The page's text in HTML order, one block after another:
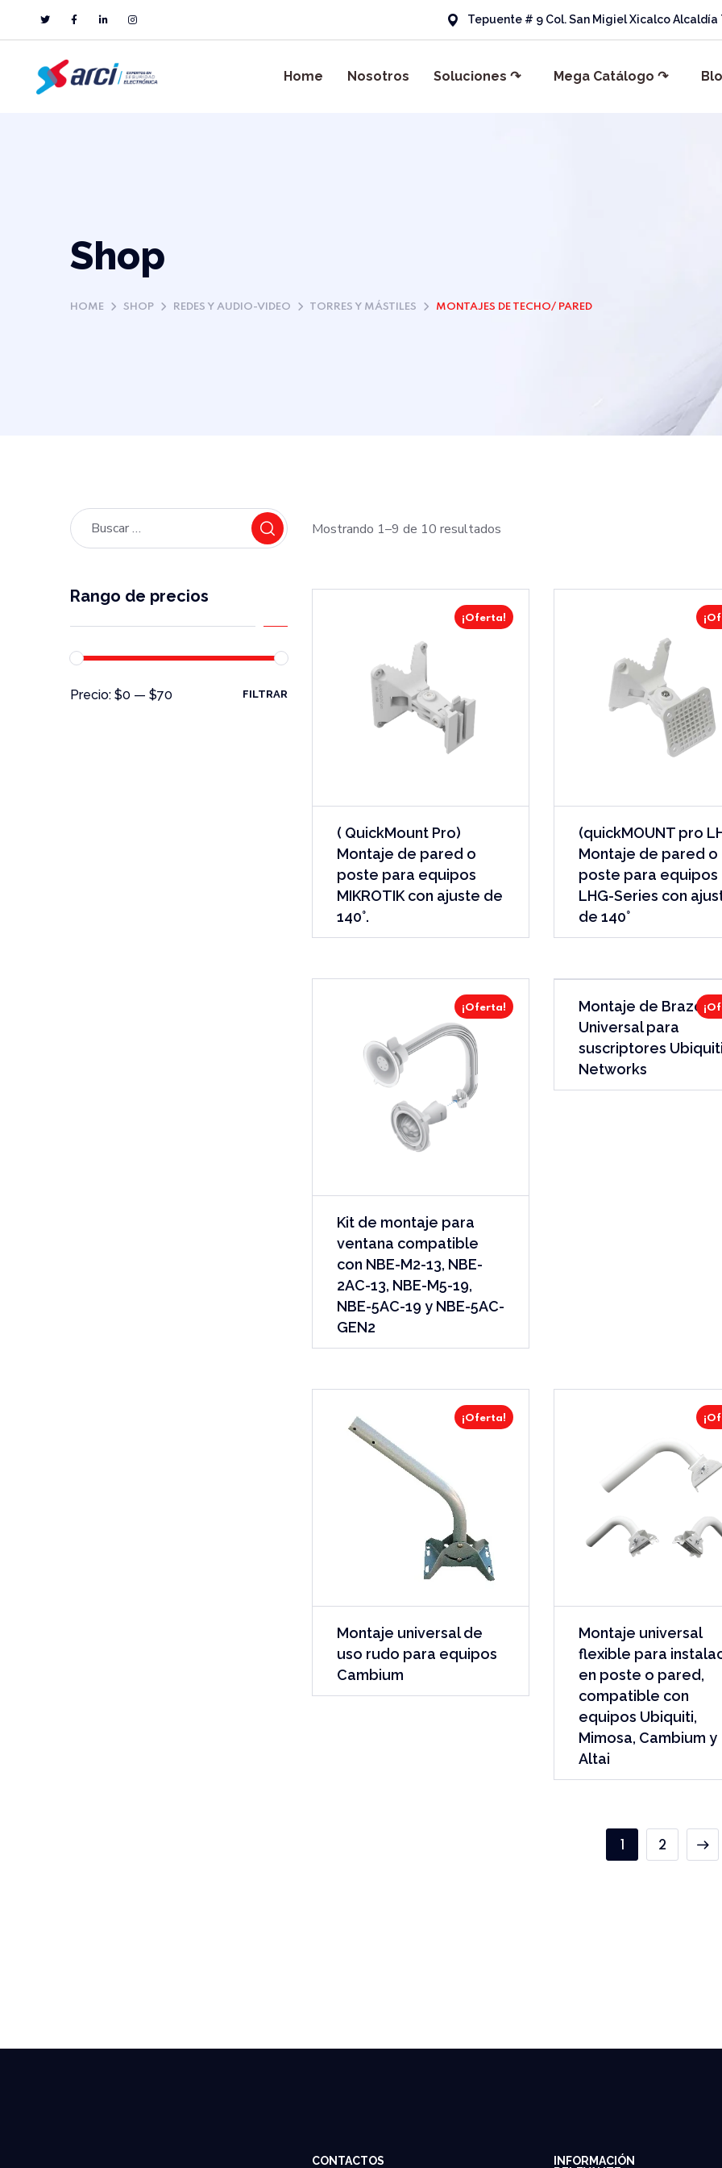
Tepuente # 9 Col. San Migiel Xicalco Alcaldía
Home Nosotros Soluciones ↷ Mega Catálogo ↷
Shop
HOME SHOP REDES Y AUDIO-VIDEO TORRES Y MÁSTILES MONTAJES DE TECHO/ PARED
Mostrando 1–9 de 10 resultados
¡Oferta!
( QuickMount Pro)
Montaje de pared o
poste para equipos
MIKROTIK con ajuste de
140°.
(quickMOUNT pro
Montaje de pared o
poste para equipos
LHG-Series con
de 140°
¡Oferta!
Kit de montaje para
ventana compatible
con NBE-M2-13, NBE-
2AC-13, NBE-M5-19,
NBE-5AC-19 y NBE-5AC-
GEN2
Montaje de Brazo
Universal para
suscriptores Ubiquiti
Networks
¡Oferta!
Montaje universal de
uso rudo para equipos
Cambium
Montaje universal
flexible para
en poste o pared,
compatible con
equipos Ubiquiti,
Mimosa, Cambium y
Altai
2
Rango de precios
FILTRAR
Precio: $0 — $70
CONTACTOS
INFORMACIÓN